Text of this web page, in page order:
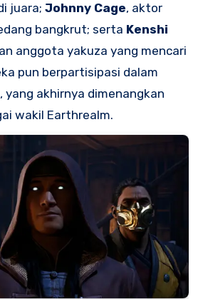
juara; Johnny Cage, aktor
bangkrut; serta Kenshi
anggota yakuza yang mencari
pun berpartisipasi dalam
akhirnya dimenangkan
wakil Earthrealm.